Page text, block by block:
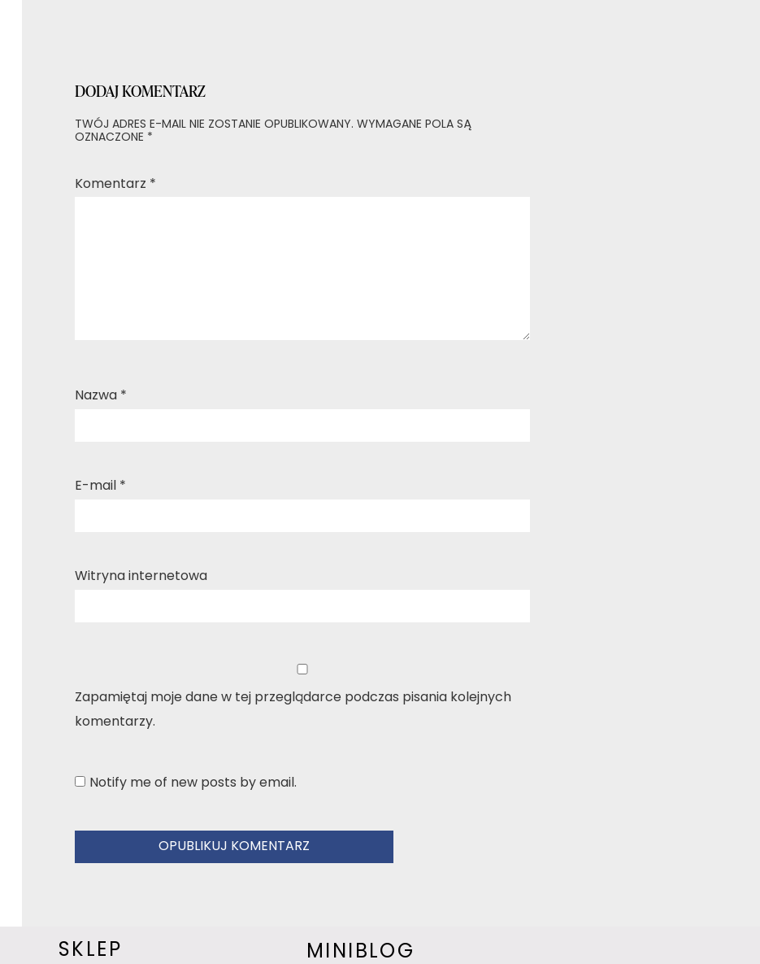
DODAJ KOMENTARZ
TWÓJ ADRES E-MAIL NIE ZOSTANIE OPUBLIKOWANY. WYMAGANE POLA SĄ
OZNACZONE *
Komentarz *
Nazwa *
E-mail *
Witryna internetowa
Zapamiętaj moje dane w tej przeglądarce podczas pisania kolejnych
komentarzy.
Notify me of new posts by email.
SKLEP MINIBLOG